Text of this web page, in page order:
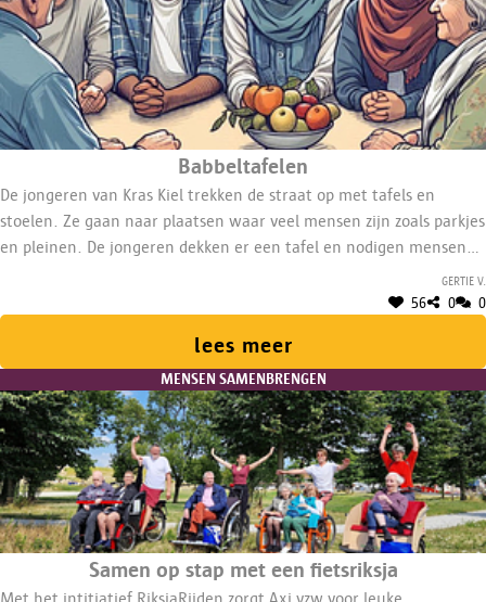
Babbeltafelen
De jongeren van Kras Kiel trekken de straat op met tafels en
stoelen. Ze gaan naar plaatsen waar veel mensen zijn zoals parkjes
en pleinen. De jongeren dekken er een tafel en nodigen mensen
uit om samen met hen een hapje te eten en over (buurt)thema's
Gertie V.
56 0 0
lees meer
MENSEN SAMENBRENGEN
Samen op stap met een fietsriksja